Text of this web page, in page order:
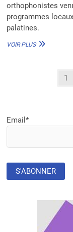
orthophonistes
programmes
palatines.
VOIR PLUSSMILE
RENFORCER
AUX
FENTES
LABIALES
1
Email*